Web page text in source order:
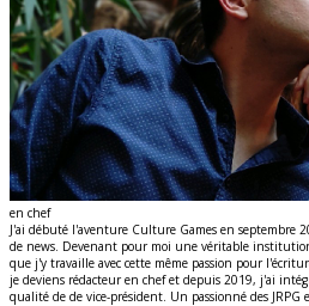
en chef
J'ai débuté l'aventure Culture Games en septembre
de news. Devenant pour moi une véritable
que j'y travaille avec cette même passion pour
je deviens rédacteur en chef et depuis 2019, j'ai
qualité de de vice-président. Un passionné des